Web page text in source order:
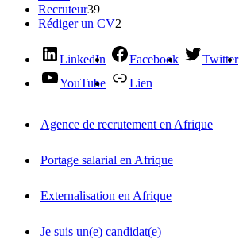
Recruteur39
Rédiger un CV2
LinkedIn Facebook Twitter
YouTube
Lien
Agence de recrutement en Afrique
Portage salarial en Afrique
Externalisation en Afrique
Je suis un(e) candidat(e)